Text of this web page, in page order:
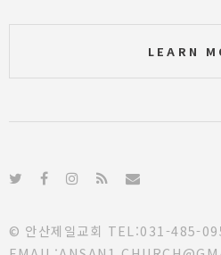
LEARN
© 안산제일교회 TEL:031-485-